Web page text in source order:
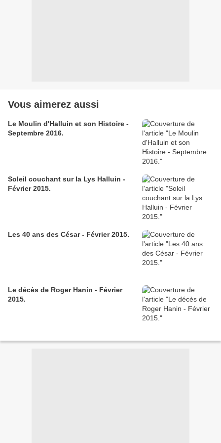
Vous aimerez aussi
Le Moulin d'Halluin et son Histoire -
Septembre 2016.
Soleil couchant sur la Lys Halluin -
Février 2015.
Les 40 ans des César - Février 2015.
Le décès de Roger Hanin - Février
2015.